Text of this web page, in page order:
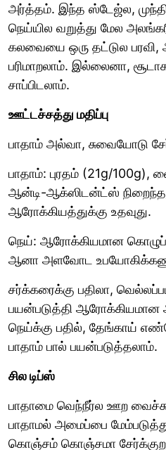
அர்த்தம். இந்த ஸ்டேஜ்ல,
நெய்யில வறுத்து மேல
கலவையை ஒரு தட்டுல பரவி,
பரிமாறலாம். இல்லைனா,
சாப்பிடலாம்.
ஊட்டச்சத்து மதிப்பு
பாதாம் அல்வா, சுவையோடு
பாதாம்: புரதம் (21g/100g),
ஆன்டி-ஆக்ஸிடன்ட்ஸ்
ஆரோக்கியத்துக்கு உதவுது.
நெய்: ஆரோக்கியமான
ஆனா அளவோட
சர்க்கரைக்கு பதிலா,
பயன்படுத்தி
நெய்க்கு பதில், தேங்காய்
பாதாம் பால் பயன்படுத்தலாம்.
சில டிப்ஸ்
பாதாமை வெந்நீர்ல ஊற வைச்சு
பாதாமல் அமைப்பை
கொஞ்சம் கொஞ்சமா